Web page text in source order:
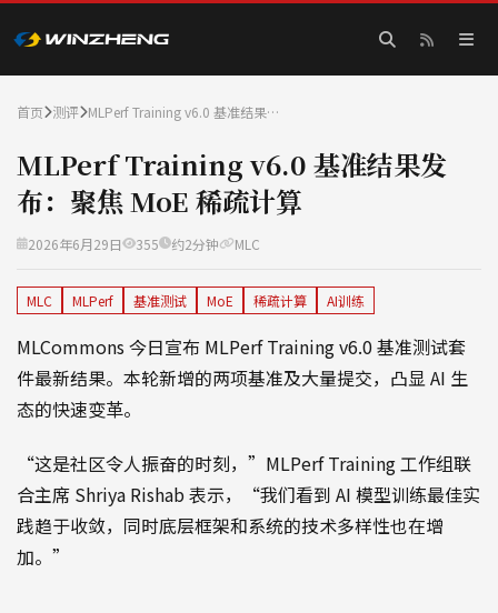
首页 测评 MLPerf Training v6.0 基准结果…
MLPerf Training v6.0 基准结果发
布：聚焦 MoE 稀疏计算
2026年6月29日 355 约2分钟 MLC
MLC MLPerf 基准测试 MoE 稀疏计算 AI训练
MLCommons 今日宣布 MLPerf Training v6.0 基准测试套
件最新结果。本轮新增的两项基准及大量提交，凸显 AI 生
态的快速变革。
“这是社区令人振奋的时刻，”MLPerf Training 工作组联
合主席 Shriya Rishab 表示，“我们看到 AI 模型训练最佳实
践趋于收敛，同时底层框架和系统的技术多样性也在增
加。”